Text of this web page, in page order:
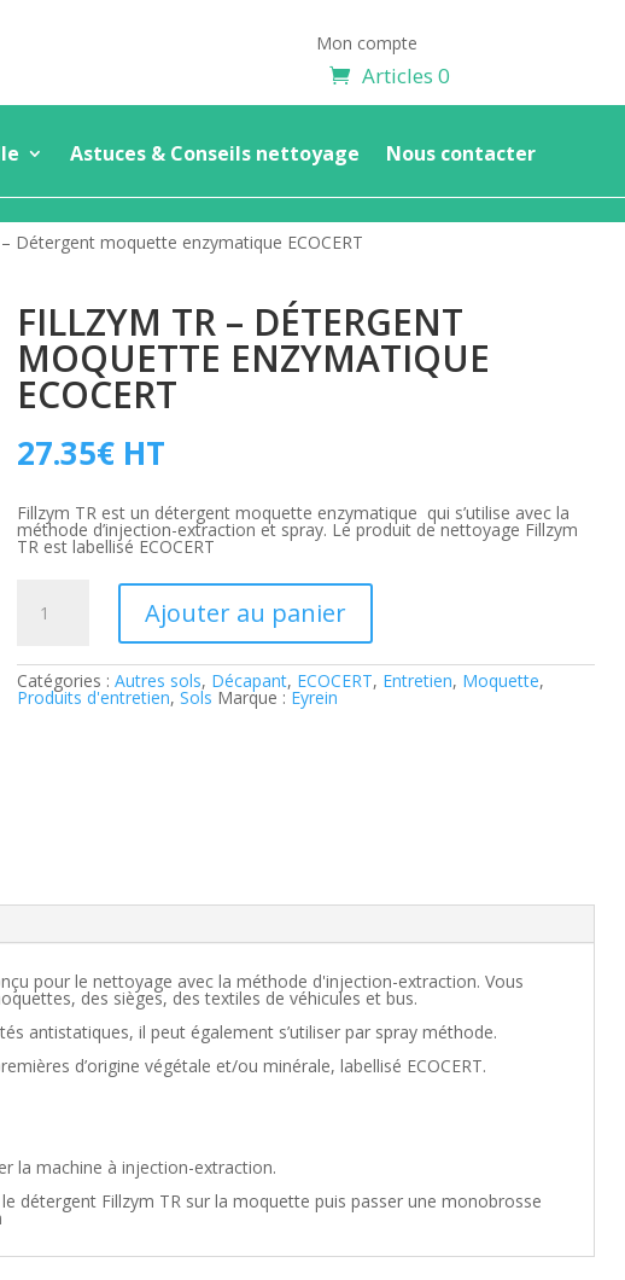
Mon compte
Articles 0
Astuces & Conseils nettoyage Nous contacter
Détergent moquette enzymatique ECOCERT
FILLZYM TR – DÉTERGENT
MOQUETTE ENZYMATIQUE
ECOCERT
27.35€ HT
Fillzym TR est un détergent moquette enzymatique qui s’utilise avec la
méthode d’injection-extraction et spray. Le produit de nettoyage Fillzym
TR est labellisé ECOCERT
Fillzym
Détergent
moquette
enzymatique
Ajouter au panier
Catégories : Autres sols, Décapant, ECOCERT, Entretien, Moquette,
Produits d'entretien, Sols Marque :Eyrein
pour le nettoyage avec la méthode d'injection-extraction. Vous
des sièges, des textiles de véhicules et bus.
antistatiques, il peut également s’utiliser par spray méthode.
d’origine végétale et/ou minérale, labellisé ECOCERT.
la machine à injection-extraction.
détergent Fillzym TR sur la moquette puis passer une monobrosse